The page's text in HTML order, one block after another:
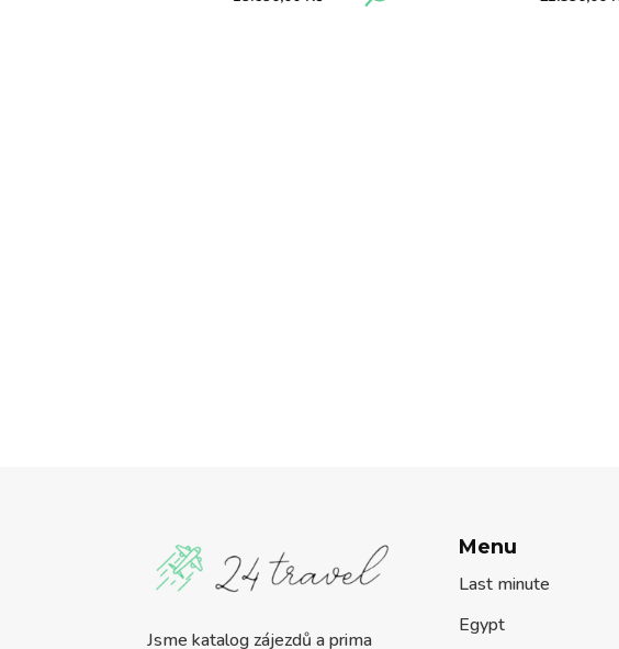
Jsme katalog zájezdů a prima
Menu
Last minute
Egypt